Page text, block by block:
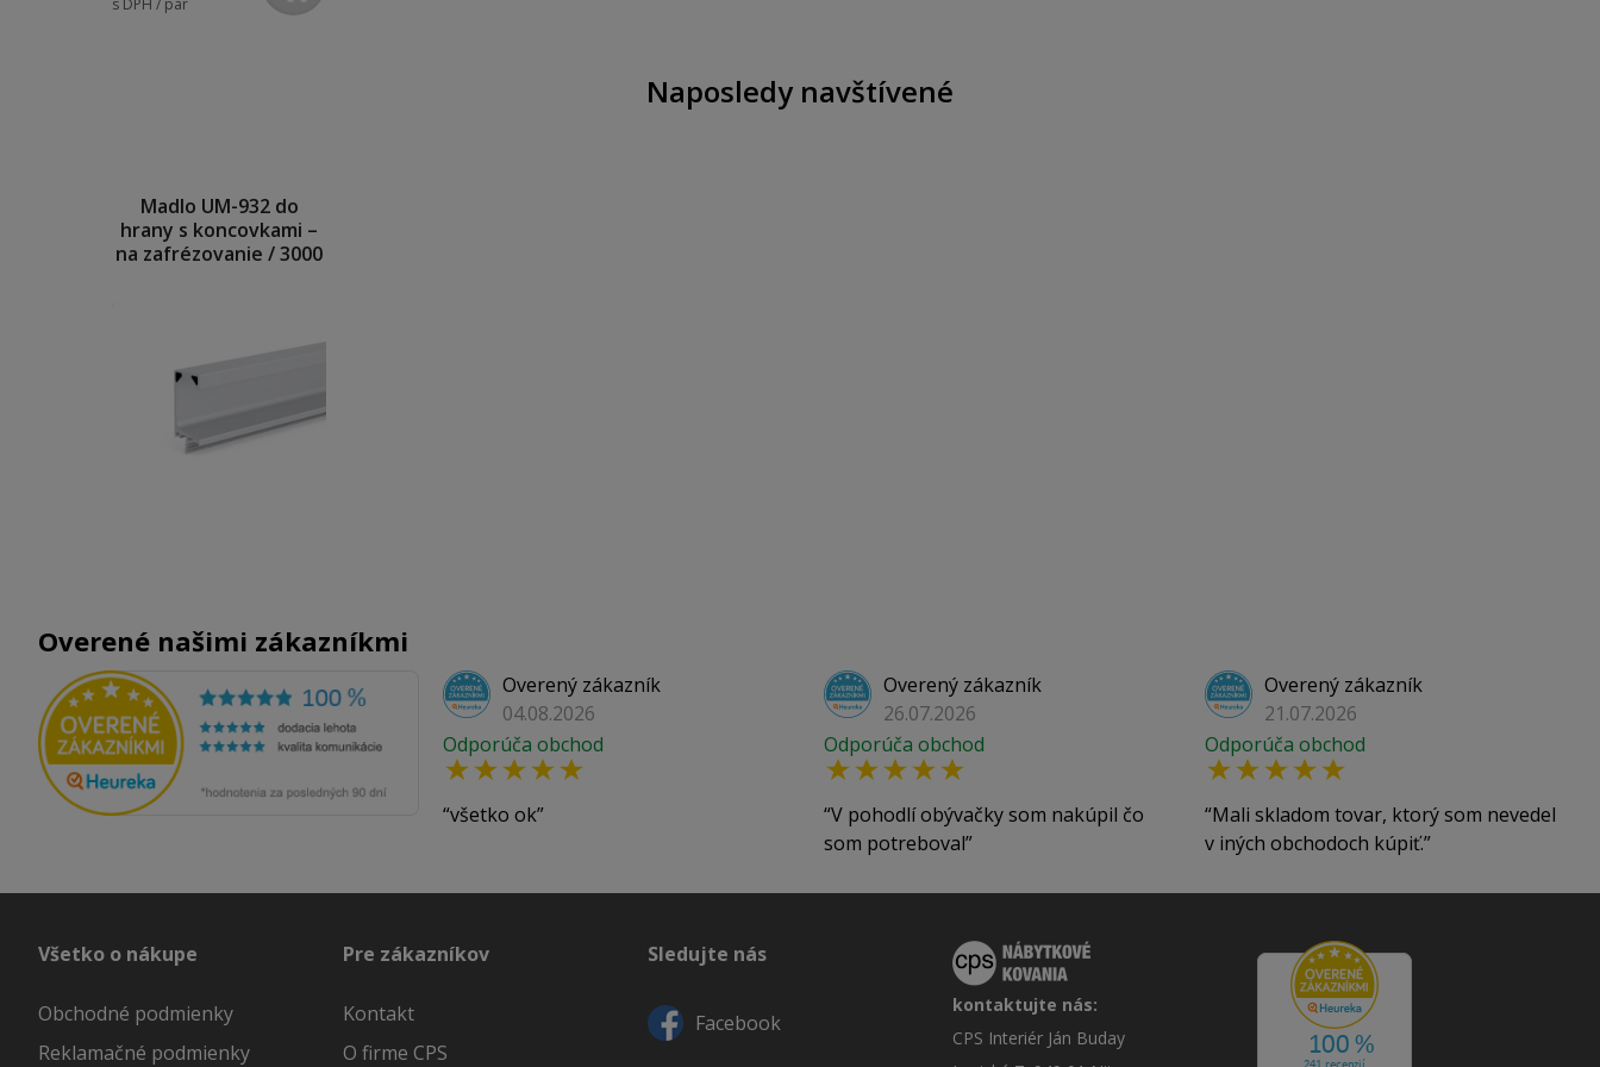
s DPH / pár
Naposledy navštívené
Madlo UM-932 do
hrany s koncovkami –
na zafrézovanie / 3000
Overené našimi zákazníkmi
Overený zákazník
04.08.2026
Odporúča obchod
všetko ok
Overený zákazník
26.07.2026
Odporúča obchod
V pohodlí obývačky som nakúpil čo
som potreboval
Overený zákazník
21.07.2026
Odporúča obchod
Mali skladom tovar, ktorý som nevedel
v iných obchodoch kúpiť.
Všetko o nákupe
Obchodné podmienky
Reklamačné podmienky
Pre zákazníkov
Kontakt
O firme CPS
Sledujte nás
Facebook
kontaktujte nás:
CPS Interiér Ján Buday